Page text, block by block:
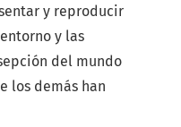
y reproducir
y las
del mundo
los demás han